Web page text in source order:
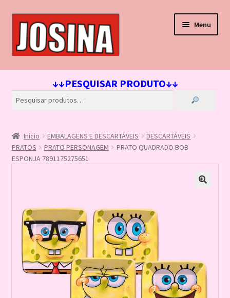
Pular
para
navegação
Pular
para
conteúdo
Menu
Início
Carrinho
Lista de Desejos
Loja
↓↓PESQUISAR PRODUTO↓↓
Início EMBALAGENS E DESCARTÁVEIS
DESCARTÁVEIS
PRATOS
PRATO PERSONAGEM
PRATO QUADRADO BOB
ESPONJA 7891175275651